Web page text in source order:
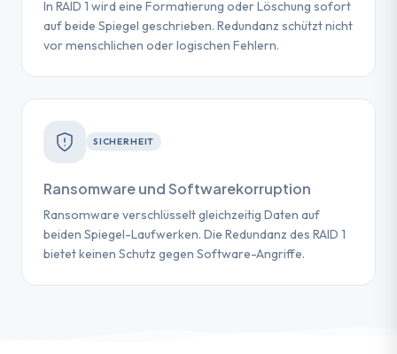
In RAID 1 wird eine Formatierung oder Löschung sofort
auf beide Spiegel geschrieben. Redundanz schützt nicht
vor menschlichen oder logischen Fehlern.
SICHERHEIT
Ransomware und Softwarekorruption
Ransomware verschlüsselt gleichzeitig Daten auf
beiden Spiegel-Laufwerken. Die Redundanz des RAID 1
bietet keinen Schutz gegen Software-Angriffe.